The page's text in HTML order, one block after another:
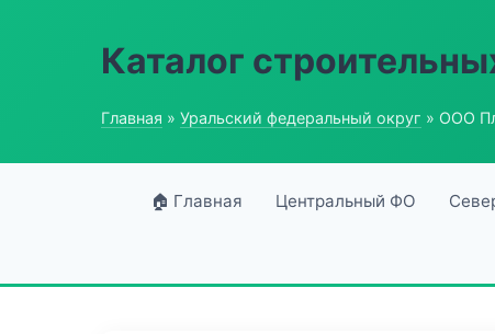
Каталог
Главная » Уральский федеральный округ » ООО
🏠 Главная Центральный ФО